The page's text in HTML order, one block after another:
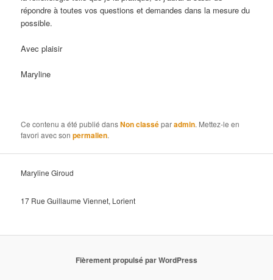
répondre à toutes vos questions et demandes dans la mesure du
possible.
Avec plaisir
Maryline
Ce contenu a été publié dansNon classéparadmin. Mettez-le en
favori avec sonpermalien.
Maryline Giroud
17 Rue Guillaume Viennet, Lorient
Fièrement propulsé par WordPress